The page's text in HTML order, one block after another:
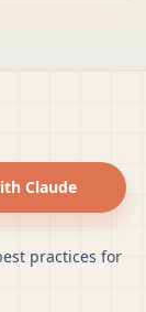
Claude
practices for